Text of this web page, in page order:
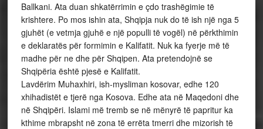
Ballkani. Ata duan shkatërrimin e çdo trashëgimie të
krishtere. Po mos ishin ata, Shqipja nuk do të ish një nga 5
gjuhët (e vetmja gjuhë e një populli të vogël) në përkthimin
e deklaratës për formimin e Kalifatit. Nuk ka fyerje më të
madhe për ne dhe për Shqipen. Ata pretendojnë se
Shqipëria është pjesë e Kalifatit.
Lavdërim Muhaxhiri, ish-mysliman kosovar, edhe 120
xhihadistët e tjerë nga Kosova. Edhe ata në Maqedoni dhe
në Shqipëri. Islami më tremb se në mënyrë të papritur ka
kthime mbrapsht në zona të errëta tmerri dhe mizorish të